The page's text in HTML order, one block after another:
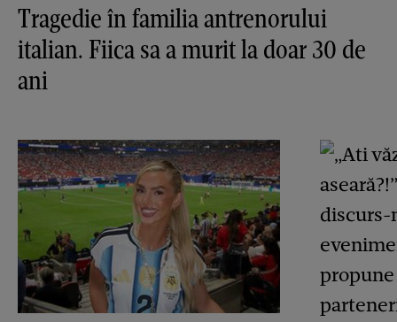
Tragedie în familia antrenorului
italian. Fiica sa a murit la doar 30 de
ani